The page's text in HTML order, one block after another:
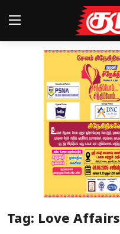
Magazines
Tag: Love Affairs